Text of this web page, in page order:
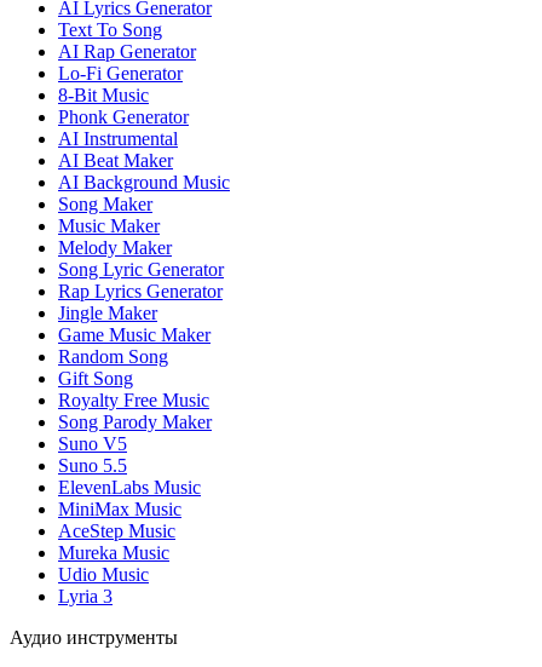
AI Lyrics Generator
Text To Song
AI Rap Generator
Lo-Fi Generator
8-Bit Music
Phonk Generator
AI Instrumental
AI Beat Maker
AI Background Music
Song Maker
Music Maker
Melody Maker
Song Lyric Generator
Rap Lyrics Generator
Jingle Maker
Game Music Maker
Random Song
Gift Song
Royalty Free Music
Song Parody Maker
Suno V5
Suno 5.5
ElevenLabs Music
MiniMax Music
AceStep Music
Mureka Music
Udio Music
Lyria 3
Аудио инструменты